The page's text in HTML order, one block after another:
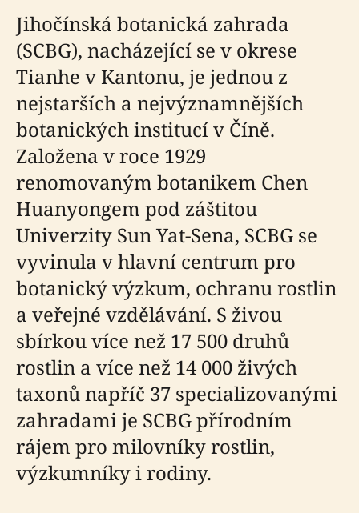
Jihočínská botanická zahrada
(SCBG), nacházející se v okrese
Tianhe v Kantonu, je jednou z
nejstarších a nejvýznamnějších
botanických institucí v Číně.
Založena v roce 1929
renomovaným botanikem Chen
Huanyongem pod záštitou
Univerzity Sun Yat-Sena, SCBG se
vyvinula v hlavní centrum pro
botanický výzkum, ochranu rostlin
a veřejné vzdělávání. S živou
sbírkou více než 17 500 druhů
rostlin a více než 14 000 živých
taxonů napříč 37 specializovanými
zahradami je SCBG přírodním
rájem pro milovníky rostlin,
výzkumníky i rodiny.